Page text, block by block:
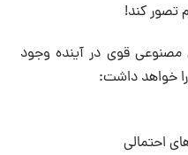
قوی در آینده وجود
را خواهد داشت:
احتمالی